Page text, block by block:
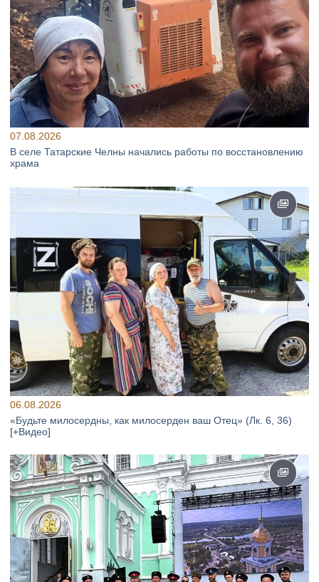
07.08.2026
В селе Татарские Челны начались работы по восстановлению
храма
06.08.2026
«Будьте милосердны, как милосерден ваш Отец» (Лк. 6, 36)
[+Видео]